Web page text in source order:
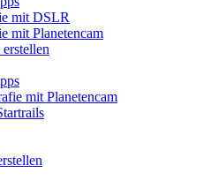
mit DSLR
mit Planetencam
mit Planetencam